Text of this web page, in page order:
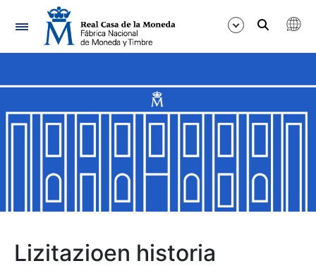
Nabigazioa
Erakutsi/Ezkutatu
Erakutsi/Ezkutatu
Erakutsi/Ezkutatu
Lizitazioen historia